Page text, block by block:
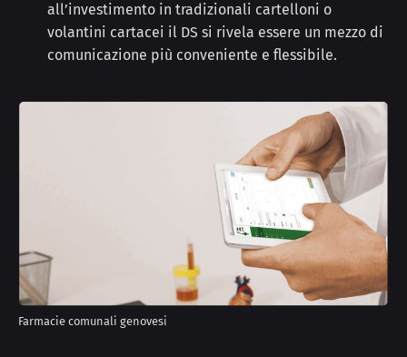
all’investimento in tradizionali cartelloni o
volantini cartacei il DS si rivela essere un mezzo di
comunicazione più conveniente e flessibile.
Farmacie comunali genovesi